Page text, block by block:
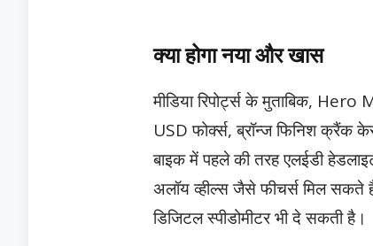
क्या होगा नया और खास
मीडिया रिपोर्ट्स के मुताबिक,
USD फोर्क्स, ब्रॉन्ज फिनिश क्रैंक
बाइक में पहले की तरह एलईडी
अलॉय व्हील्स जैसे फीचर्स मिल
डिजिटल स्पीडोमीटर भी दे सकती है।